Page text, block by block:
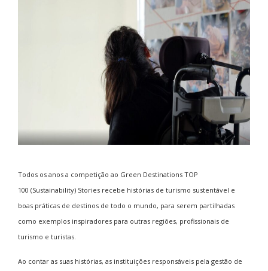
Todos os anos a competição ao Green Destinations TOP
100 (Sustainability) Stories recebe histórias de turismo sustentável e
boas práticas de destinos de todo o mundo, para serem partilhadas
como exemplos inspiradores para outras regiões, profissionais de
turismo e turistas.
Ao contar as suas histórias, as instituições responsáveis pela gestão de